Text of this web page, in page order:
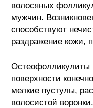
волосяных
мужчин.
способствуют
раздражение кожи,
Остеофолликулиты
поверхности
мелкие пустулы,
волосистой